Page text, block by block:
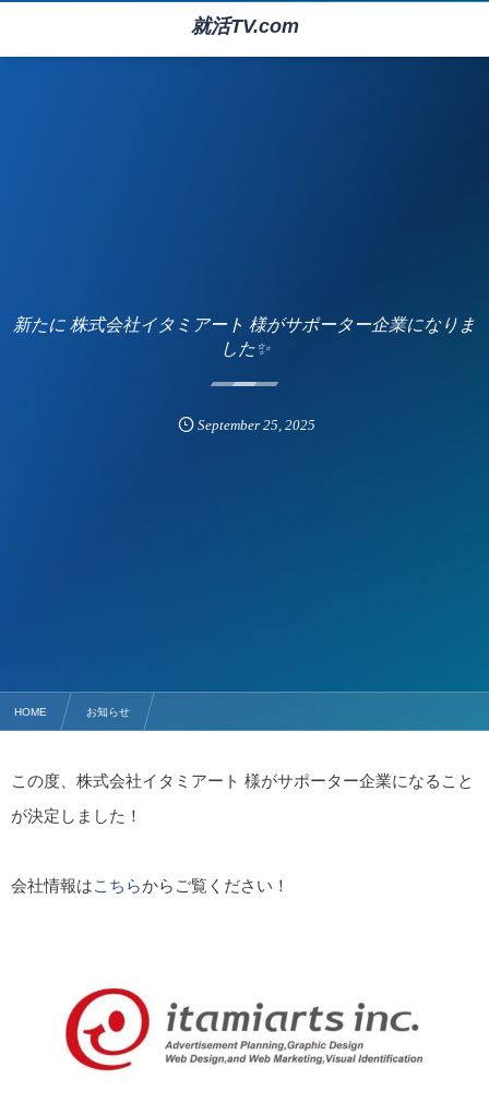
就活TV.com
新たに 株式会社イタミアート 様がサポーター企業になりま
した✨
September 25 2025
HOME お知らせ
この度、株式会社イタミアート 様がサポーター企業になること
が決定しました！
会社情報はこちらからご覧ください！